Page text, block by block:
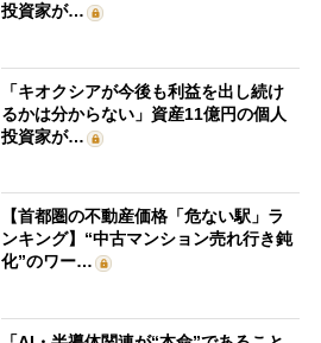
投資家が…
「キオクシアが今後も利益を出し続け
るかは分からない」資産11億円の個人
投資家が…
【首都圏の不動産価格「危ない駅」ラ
ンキング】“中古マンション売れ行き鈍
化”のワー…